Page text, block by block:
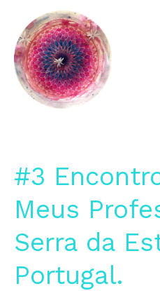
conteúdo
#3
Meus
Serra da
Portugal.
#3
Encontro
Meus
na
Serra
da
Estrela,